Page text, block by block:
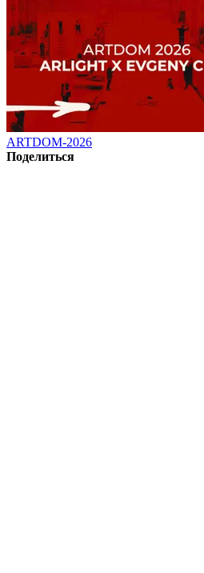
ARTDOM-2026
Поделиться